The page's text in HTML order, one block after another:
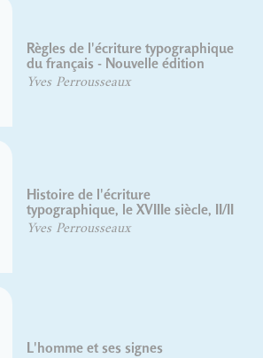
l'écriture typographique
- Nouvelle édition
l'écriture
le XVIIIe siècle, II/II
ses signes